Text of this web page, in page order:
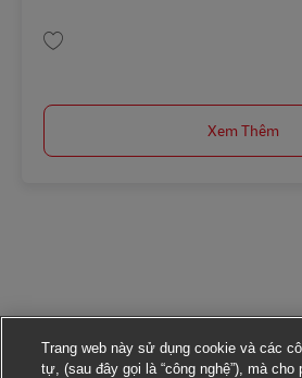
Xem Thêm
Trang web này sử dụng cookie và các
tự, (sau đây gọi là “công nghệ”), mà cho